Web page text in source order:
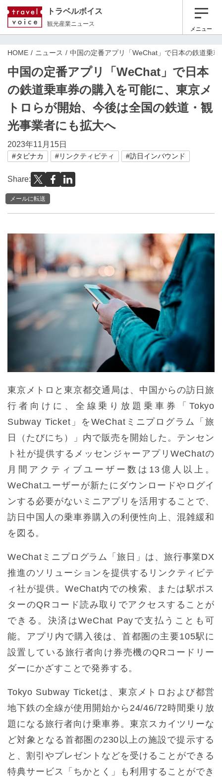
トラベルボイス
観光産業ニュース
メニュー
HOME ニュース 中国の定番アプリ「WeChat」で日本の鉄道乗
中国の定番アプリ「WeChat」で日本
の鉄道乗車券の購入を可能に、東京メ
トロらが開始、今後は全国の鉄道・観
光事業者にも拡大へ
2023年11月15日
#タビナカ #リンクティビティ #訪日インバウンド
Share:
メールに転送
東京メトロと東京都交通局は、中国からの訪日旅
行者向けに、全線乗り放題乗車券「Tokyo
Subway Ticket」をWeChatミニプログラム「旅
日（たびにち）」内で販売を開始した。テンセン
ト社が提供するメッセンジャーアプリWeChatの
月間アクティブユーザー数は13億人以上。
WeChatユーザーが新たにダウンロードやログイ
ンする必要がないミニアプリを活用することで、
訪日中国人の乗車券購入の利便性向上、混雑緩和
を図る。
WeChatミニプログラム「旅日」は、旅行事業DX
推進のソリューションを提供するリンクティビテ
ィ社が提供。WeChat内での検索、または駅ポス
ターのQRコード読み取りでアクセスすることが
できる。決済はWeChat Payで支払うことも可
能。アプリ内で購入後は、首都圏の主要105駅に
設置している旅行者向け券売機のQRコードリー
ダーにかざすことで発券する。
Tokyo Subway Ticketは、東京メトロおよび都営
地下鉄の全線が使用開始から24/46/72時間乗り放
題になる旅行者向け乗車券。東京スカイツリーな
ど対象となる首都圏の230以上の施設で提示する
と、割引やプレゼントなどを受けることができる
特典サービス「ちかとく」も利用することができ